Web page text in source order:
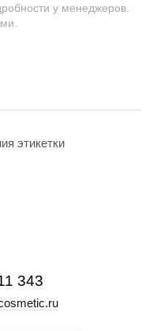
у менеджеров.
этикетки
343